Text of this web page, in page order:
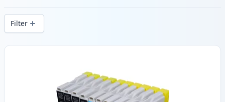
in .
Filter
Produkte